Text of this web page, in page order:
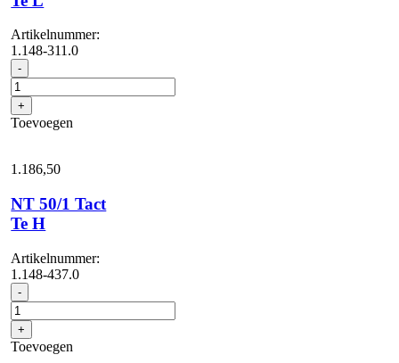
Artikelnummer:
1.148-311.0
- NT
40/1
Tact
Te
L
+
Toevoegen
1.186,50
NT 50/1 Tact
Te H
Artikelnummer:
1.148-437.0
- NT
50/1
Tact
Te
H
+
Toevoegen